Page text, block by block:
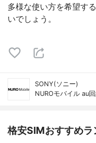
多様な使い方を希望す
いでしょう。
SONY(ソニー)
NUROモバイル au
格安SIMおすすめラ